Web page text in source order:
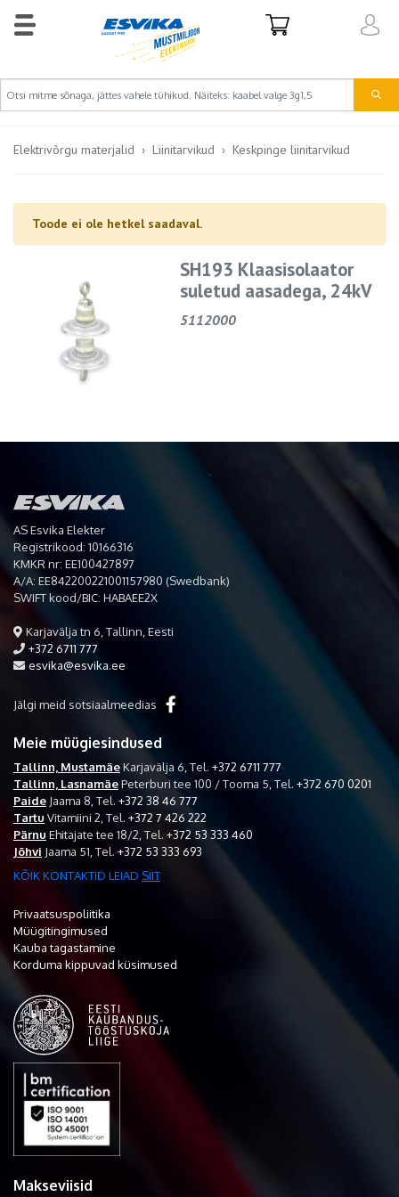
Elektrivõrgu materjalid Liinitarvikud Keskpinge liinitarvikud
Toode ei ole hetkel saadaval.
SH193 Klaasisolaator
suletud aasadega, 24kV
5112000
AS Esvika Elekter
Registrikood: 10166316
KMKR nr: EE100427897
A/A: EE842200221001157980 (Swedbank)
SWIFT kood/BIC: HABAEE2X
Karjavälja tn 6, Tallinn, Eesti
+372 6711 777
esvika@esvika.ee
Jälgi meid sotsiaalmeedias
Meie müügiesindused
Tallinn, MustamäeKarjavälja 6, Tel. +372 6711 777
Tallinn, LasnamäePeterburi tee 100 / Tooma 5, Tel. +372 670 0201
Paide Jaama 8, Tel. +372 38 46 777
Tartu Vitamiini 2, Tel. +372 7 426 222
Pärnu Ehitajate tee 18/2, Tel. +372 53 333 460
Jõhvi Jaama 51, Tel. +372 53 333 693
KÕIK KONTAKTID LEIAD SIIT
Privaatsuspoliitika
Müügitingimused
Kauba tagastamine
Korduma kippuvad küsimused
Makseviisid